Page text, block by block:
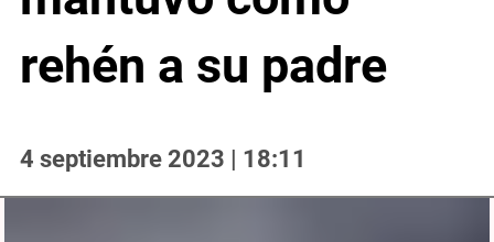
rehén a su padre
4 septiembre 2023 | 18:11